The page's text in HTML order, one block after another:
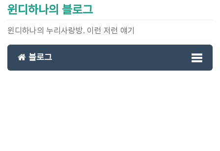
윈디하나의 블로그
윈디하나의 누리사랑방. 이런 저런 얘기
블로그